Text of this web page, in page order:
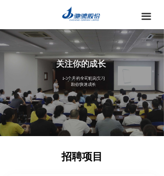
끀
1-3个月的全司轮岗实习
助你快速成长
关注你的成长
招聘项目